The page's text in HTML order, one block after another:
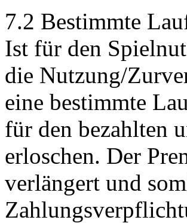
7.2 Bestimmte
Ist für den
die Nutzung/
eine bestimmte
für den bezahlten
erloschen. Der
verlängert und